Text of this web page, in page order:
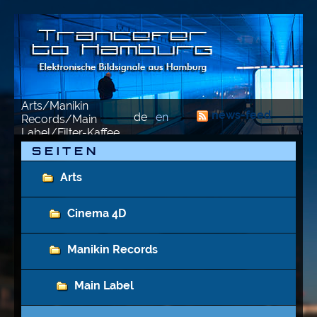
Arts/Manikin
Records/Main
Label/Filter-Kaffee
de en news-feed
S E I T E N
Arts
Cinema 4D
Manikin Records
Main Label